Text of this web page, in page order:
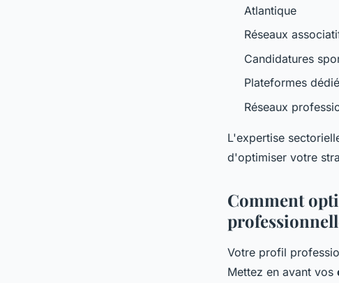
Atlantique
Réseaux
Candidatures
Plateformes
Réseaux
L'expertise
d'optimiser votre
Comment
Votre profil
Mettez en avant vos